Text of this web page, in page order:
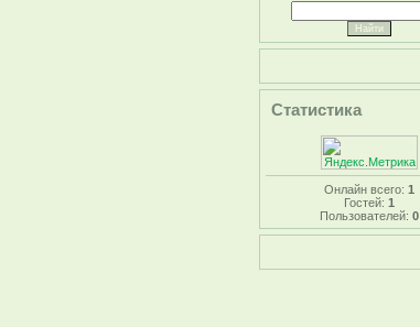
Статистика
Онлайн всего: 1
Гостей: 1
Пользователей: 0